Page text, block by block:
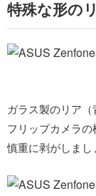
特殊な形の
ガラス製のリア（
フリップカメラ
慎重に剥がしまし